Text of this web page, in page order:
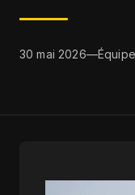
30 mai 2026—